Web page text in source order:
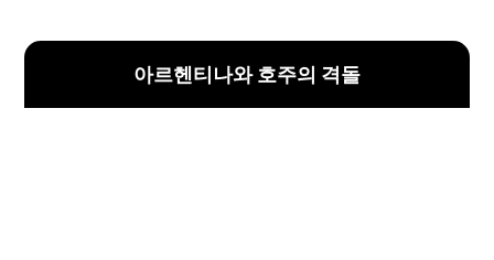
아르헨티나와 호주의 격돌